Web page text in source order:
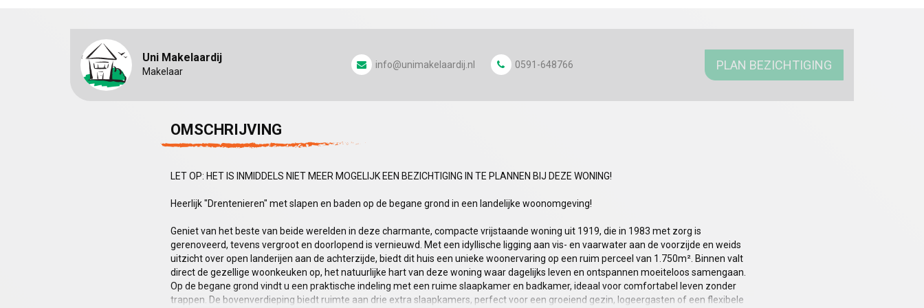
Uni Makelaardij
Makelaar
info@unimakelaardij.nl 0591-648766 PLAN BEZICHTIGING
OMSCHRIJVING
LET OP: HET IS INMIDDELS NIET MEER MOGELIJK EEN BEZICHTIGING IN TE PLANNEN BIJ DEZE WONING!
Heerlijk "Drentenieren" met slapen en baden op de begane grond in een landelijke woonomgeving!
Geniet van het beste van beide werelden in deze charmante, compacte vrijstaande woning uit 1919, die in 1983 met zorg is
gerenoveerd, tevens vergroot en doorlopend is vernieuwd. Met een idyllische ligging aan vis- en vaarwater aan de voorzijde en weids
uitzicht over open landerijen aan de achterzijde, biedt dit huis een unieke woonervaring op een ruim perceel van 1.750m². Binnen valt
direct de gezellige woonkeuken op, het natuurlijke hart van deze woning waar dagelijks leven en ontspannen moeiteloos samengaan.
Op de begane grond vindt u een praktische indeling met een ruime slaapkamer en badkamer, ideaal voor comfortabel leven zonder
trappen. De bovenverdieping biedt ruimte aan drie extra slaapkamers, perfect voor een groeiend gezin, logeergasten of een flexibele